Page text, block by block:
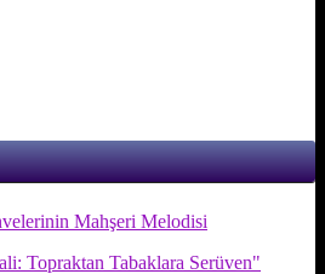
Mahşeri Melodisi
Topraktan Tabaklara Serüven"